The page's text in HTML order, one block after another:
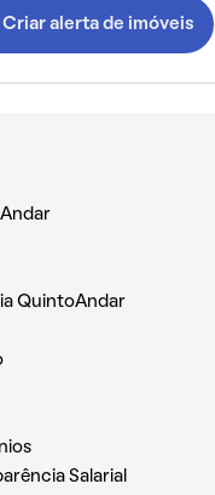
Criar alerta de imóveis
QuintoAndar
Salarial